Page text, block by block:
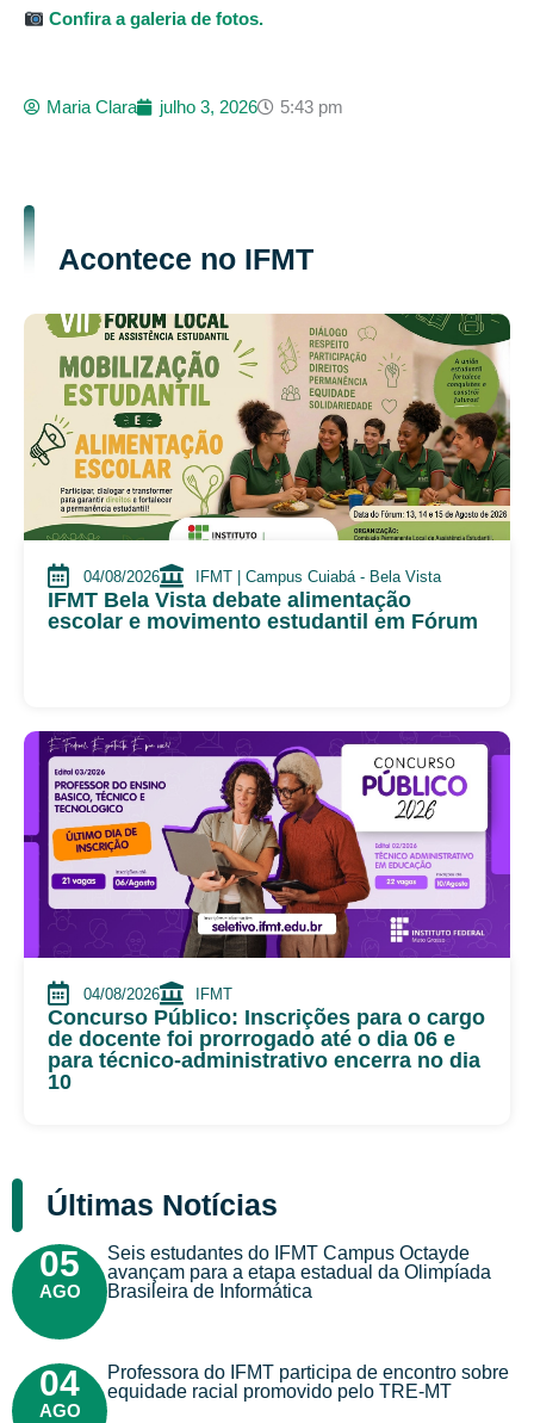
Confira a galeria de fotos.
Maria Clara julho 3, 2026 5:43 pm
Acontece no IFMT
04/08/2026 IFMT | Campus Cuiabá - Bela Vista
IFMT Bela Vista debate alimentação
escolar e movimento estudantil em Fórum
04/08/2026 IFMT
Concurso Público: Inscrições para o cargo
de docente foi prorrogado até o dia 06 e
para técnico-administrativo encerra no dia
10
Últimas Notícias
05
AGO
Seis estudantes do IFMT Campus Octayde
avançam para a etapa estadual da Olimpíada
Brasileira de Informática
04
AGO
Professora do IFMT participa de encontro sobre
equidade racial promovido pelo TRE-MT